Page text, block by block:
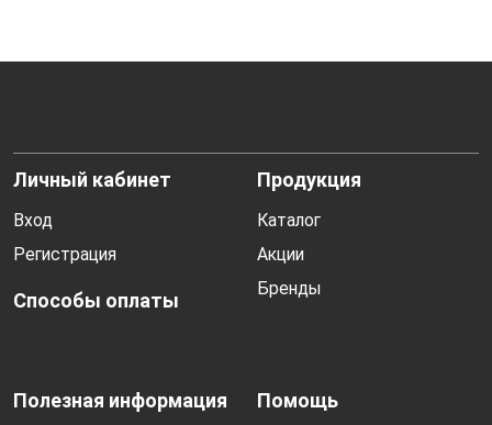
Личный кабинет
Вход
Регистрация
Способы оплаты
Продукция
Каталог
Акции
Бренды
Полезная информация Помощь